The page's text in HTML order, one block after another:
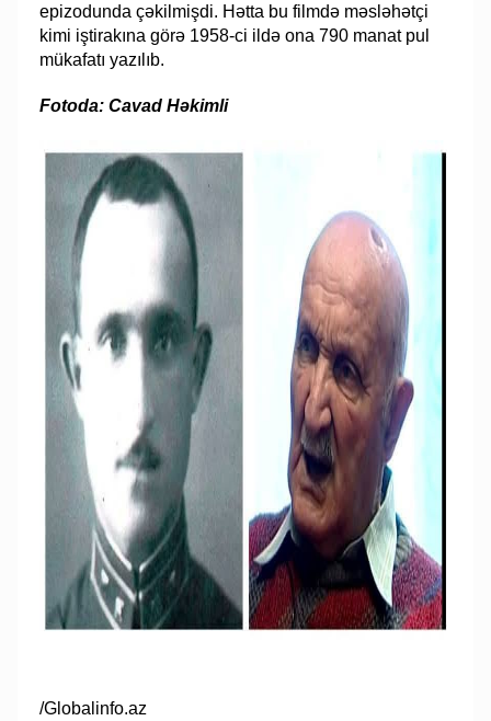
epizodunda çəkilmişdi. Hətta bu filmdə məsləhətçi
kimi iştirakına görə 1958-ci ildə ona 790 manat pul
mükafatı yazılıb.
Fotoda: Cavad Həkimli
/Globalinfo.az